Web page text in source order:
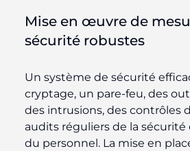
Mise en œuvre de
sécurité robustes
Un système de sécurité
cryptage, un pare-feu, des
des intrusions, des contrôles
audits réguliers de la
du personnel. La mise en